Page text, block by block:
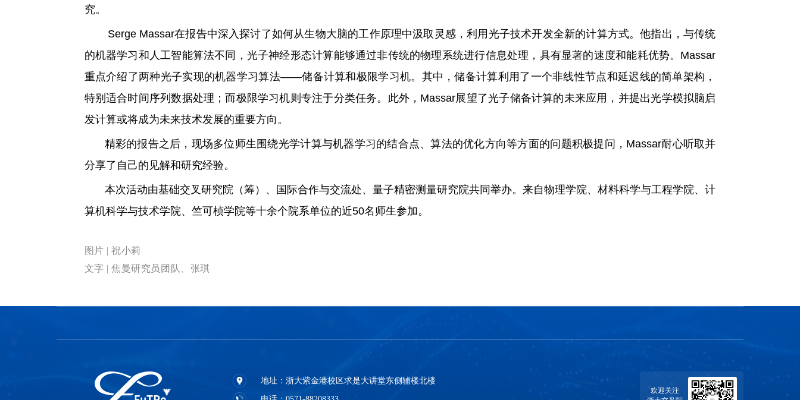
究。
Serge Massar在报告中深入探讨了如何从生物大脑的工作原理中汲取灵感，利用光子技术开发全新的计算方式。他指出，与传统
的机器学习和人工智能算法不同，光子神经形态计算能够通过非传统的物理系统进行信息处理，具有显著的速度和能耗优势。 Massar
重点介绍了两种光子实现的机器学习算法——储备计算和极限学习机。 其中，储备计算利用了一个非线性节点和延迟线的简单架构，
特别适合时间序列数据处理；而极限学习机则专注于分类任务。此外，Massar展望了光子储备计算的未来应用，并提出光学模拟脑启
发计算或将成为未来技术发展的重要方向。
精彩的报告之后，现场多位师生围绕光学计算与机器学习的结合点、算法的优化方向等方面的问题积极提问，Massar耐心听取并
分享了自己的见解和研究经验。
本次活动由基础交叉研究院（筹）、国际合作与交流处、量子精密测量研究院共同举办。来自物理学院、材料科学与工程学院、计
算机科学与技术学院、 竺可桢学院等十余个院系单位的近50名师生参加。
图片 | 祝小莉
文字 | 焦曼研究员团队、张琪
地址：浙大紫金港校区求是大讲堂东侧辅楼北楼
欢迎关注